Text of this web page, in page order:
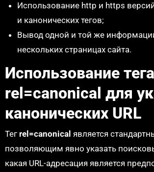
Использование http и https
и канонических тегов;
Вывод одной и той же
нескольких страницах сайта.
Использование тега
rel=canonical для
канонических URL
Тег rel=canonical является
позволяющим явно указать
какая URL-адресация является